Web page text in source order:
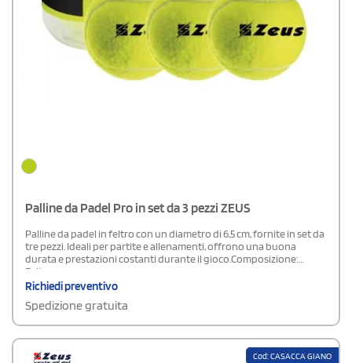
Palline da Padel Pro in set da 3 pezzi ZEUS
Palline da padel in feltro con un diametro di 6,5 cm, fornite in set da
tre pezzi. Ideali per partite e allenamenti, offrono una buona
durata e prestazioni costanti durante il gioco.Composizione:
Feltro
Richiedi preventivo
Spedizione gratuita
Cod: CASACCA GIANO